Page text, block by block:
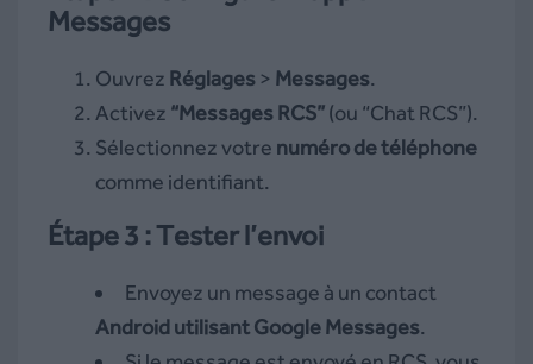
Messages
Ouvrez Réglages> Messages.
Activez “Messages RCS”(ou “Chat RCS”).
Sélectionnez votre numéro de téléphone
comme identifiant.
Étape 3 : Tester l’envoi
Envoyez un message à un contact
Android utilisant Google Messages.